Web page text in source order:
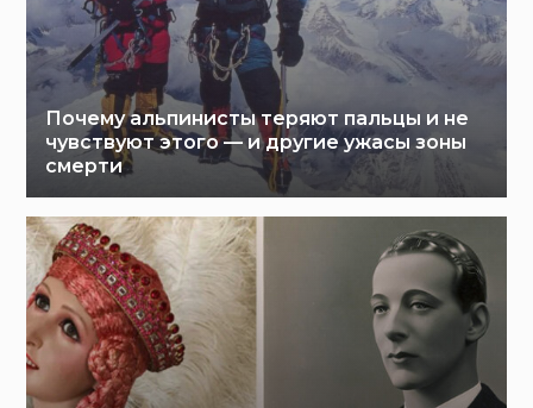
Почему альпинисты теряют пальцы и не
чувствуют этого — и другие ужасы зоны
смерти